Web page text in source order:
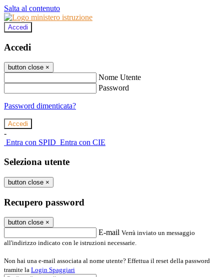
Salta al contenuto
Accedi
Accedi
button close ×
Nome Utente
Password
Password dimenticata?
-
Entra con SPID Entra con CIE
Seleziona utente
button close ×
Recupero password
button close ×
E-mail Verrà inviato un messaggio
all'indirizzo indicato con le istruzioni necessarie.
Non hai una e-mail associata al nome utente? Effettua il reset della password
tramite la Login Spaggiari